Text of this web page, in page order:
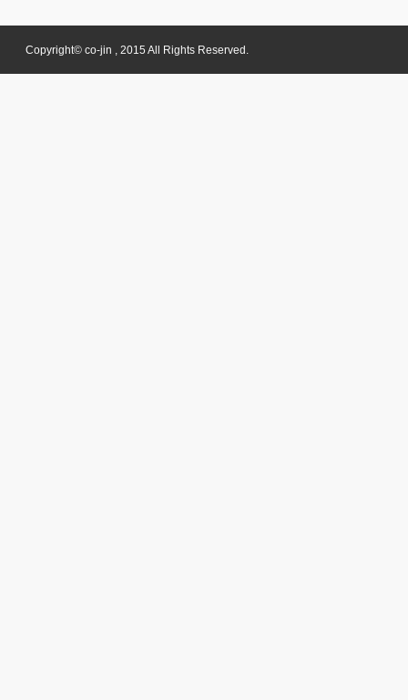
Copyright© co-jin , 2015 All Rights Reserved.